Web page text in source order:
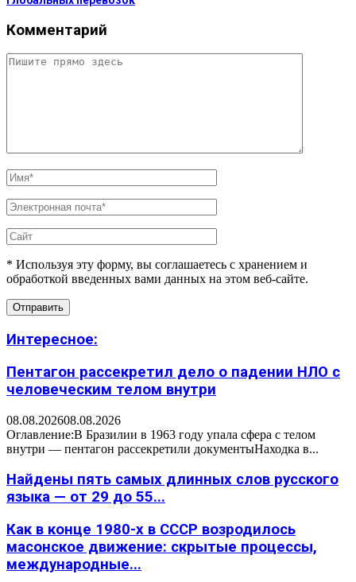
Комментарий
* Используя эту форму, вы соглашаетесь с хранением и
обработкой введенных вами данных на этом веб-сайте.
Интересное:
Пентагон рассекретил дело о падении НЛО с
человеческим телом внутри
08.08.202608.08.2026
Оглавление:В Бразилии в 1963 году упала сфера с телом
внутри — пентагон рассекретили документыНаходка в...
Найдены пять самых длинных слов русского
языка — от 29 до 55...
Как в конце 1980-х в СССР возродилось
масонское движение: скрытые процессы,
международные...